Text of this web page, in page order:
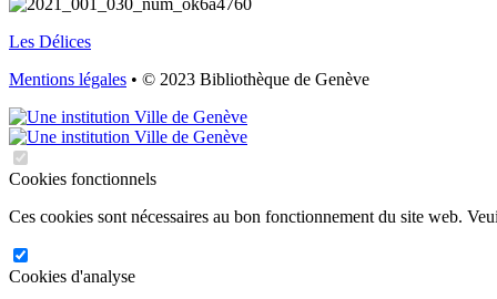
Les Délices
Mentions légales • © 2023 Bibliothèque de Genève
Cookies fonctionnels
Ces cookies sont nécessaires au bon fonctionnement du site web.
Cookies d'analyse